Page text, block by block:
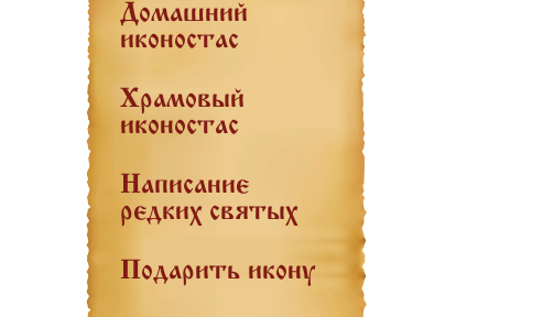
Домашний
иконостас
Храмовый
иконостас
Написание
редких святых
Подарить икону